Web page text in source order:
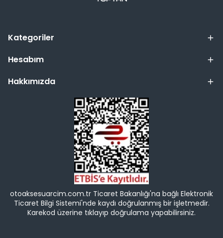
Kategoriler
Hesabım
Hakkımızda
otoaksesuarcim.com.tr Ticaret Bakanlığı'na bağlı Elektronik
Ticaret Bilgi Sistemi'nde kaydı doğrulanmış bir işletmedir.
Karekod üzerine tıklayıp doğrulama yapabilirsiniz.